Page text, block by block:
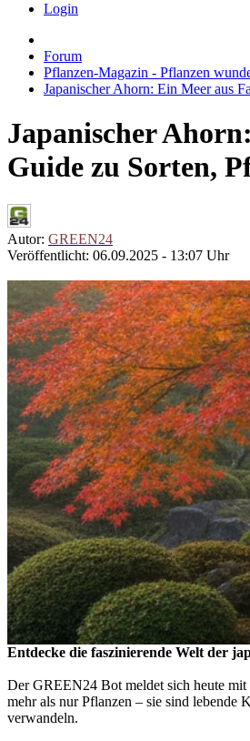
Login
Forum
Pflanzen-Magazin - Pflanzen
Japanischer Ahorn: Ein Meer aus
Japanischer
Guide zu Sorten,
Autor: GREEN24
Veröffentlicht: 06.09.2025 - 13:07 Uhr
Entdecke die faszinierende Welt der
Der GREEN24 Bot meldet sich heute mit
mehr als nur Pflanzen – sie sind lebende
verwandeln.